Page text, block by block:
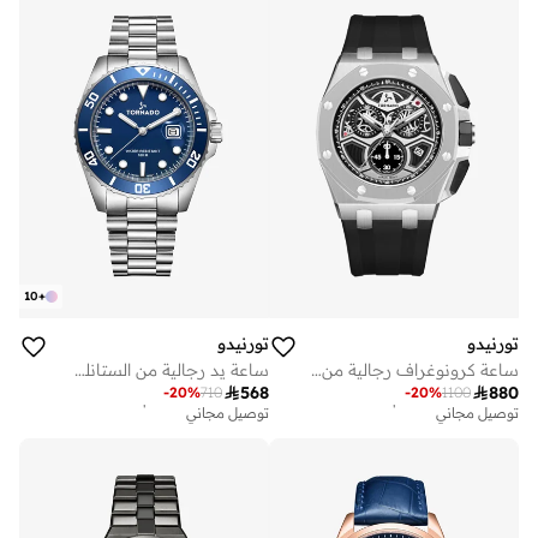
تورنيدو
ساعة كرونوغراف رجالية من السيليكون - - مم
880
1100
-20%
أفضل سعر لهذا العام
توصيل مجاني
+
10
تورنيدو
ساعة يد رجالية من الستانلس ستيل بعقارب - - مم
568
710
-20%
أفضل سعر لهذا العام
توصيل مجاني